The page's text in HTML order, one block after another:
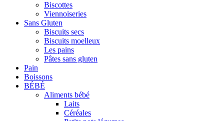
Biscottes
Viennoiseries
Sans Gluten
Biscuits secs
Biscuits moelleux
Les pains
Pâtes sans gluten
Pain
Boissons
BÉBÉ
Aliments bébé
Laits
Céréales